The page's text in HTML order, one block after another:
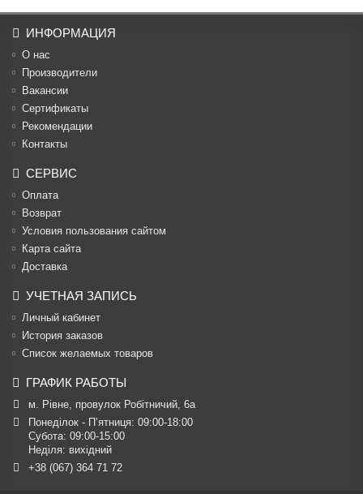
ИНФОРМАЦИЯ
О нас
Производители
Вакансии
Cертификаты
Рекомендации
Контакты
СЕРВИС
Оплата
Возврат
Условия пользования сайтом
Карта сайта
Доставка
УЧЕТНАЯ ЗАПИСЬ
Личный кабинет
История заказов
Список желаемых товаров
ГРАФИК РАБОТЫ
м. Рівне, провулок Робітничий, 6а
Понеділок - П’ятниця: 09:00-18:00
Субота: 09:00-15:00
Неділя: вихідний
+38 (067) 364 71 72